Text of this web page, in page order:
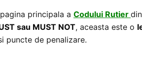
principala a Codului Rutier
sau MUST NOT, aceasta este o
puncte de penalizare.